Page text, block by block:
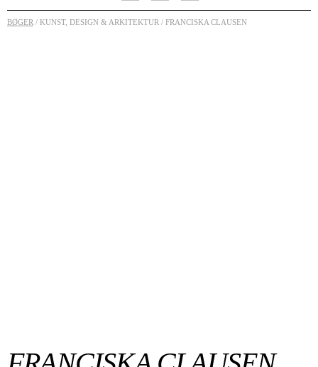
BØGER / KUNST, DESIGN & ARKITEKTUR / FRANCISKA CLAUSEN